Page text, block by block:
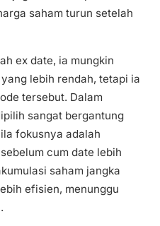
saham turun setelah
ex date, ia mungkin
lebih rendah, tetapi ia
tersebut. Dalam
sangat bergantung
fokusnya adalah
cum date lebih
saham jangka
efisien, menunggu